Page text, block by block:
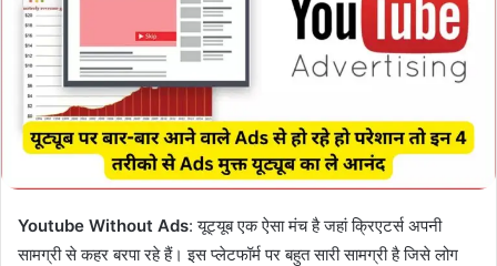
Youtube Without Ads: यूट्यूब एक ऐसा मंच है जहां क्रिएटर्स अपनी
सामग्री से कहर बरपा रहे हैं। इस प्लेटफॉर्म पर बहुत सारी सामग्री है जिसे लोग